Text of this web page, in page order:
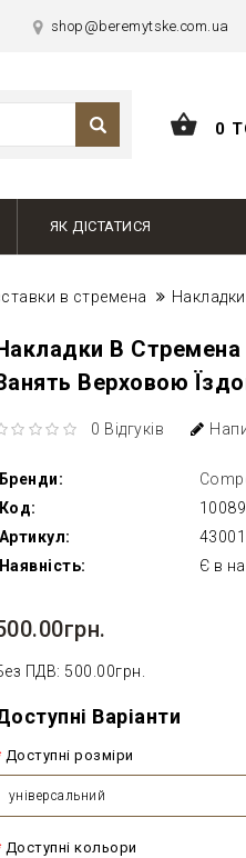
shop@beremytske.com.ua
0
ЯК ДІСТАТИСЯ
в стремена
В
Верховою
0 Відгуків
Бренди:
Код:
Артикул:
Наявність:
Є в
ПДВ: 500.00грн.
Варіанти
Доступні розміри
універсальний
Доступні кольори